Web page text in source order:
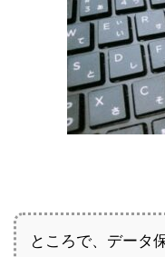
ところで、データ